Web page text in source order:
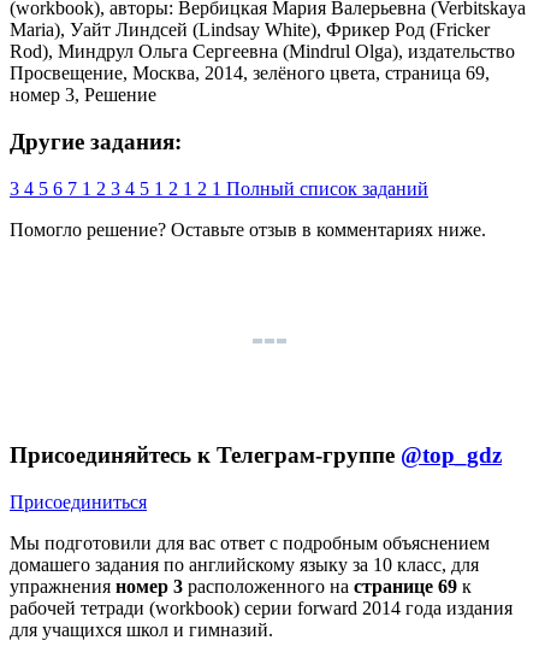
Другие задания:
3 4 5 6 7 1 2 3 4 5 1 2 1 2 1 Полный список заданий
Помогло решение? Оставьте отзыв в комментариях ниже.
Присоединяйтесь к Телеграм-группе @top_gdz
Присоединиться
Мы подготовили для вас ответ c подробным объяснением
домашего задания по английскому языку за 10 класс, для
упражнения номер 3 расположенного на странице 69 к
рабочей тетради (workbook) серии forward 2014 года издания
для учащихся школ и гимназий.